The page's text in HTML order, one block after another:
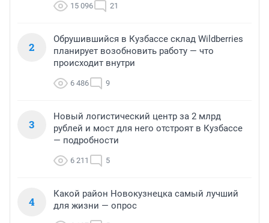
15 096 21
2
Обрушившийся в Кузбассе склад Wildberries
планирует возобновить работу — что
происходит внутри
6 486 9
3
Новый логистический центр за 2 млрд
рублей и мост для него отстроят в Кузбассе
— подробности
6 211 5
4
Какой район Новокузнецка самый лучший
для жизни — опрос